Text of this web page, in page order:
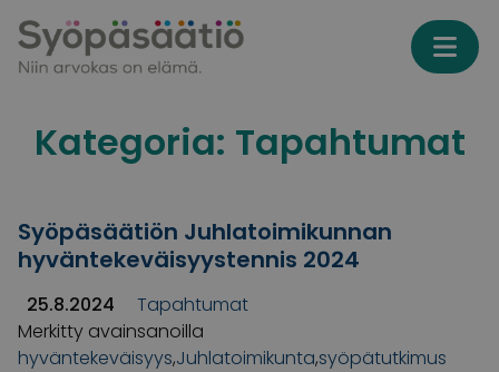
Kategoria: Tapahtumat
Syöpäsäätiön Juhlatoimikunnan
hyväntekeväisyystennis 2024
25.8.2024
Tapahtumat
Merkitty avainsanoilla
hyväntekeväisyys,Juhlatoimikunta,syöpätutkimus